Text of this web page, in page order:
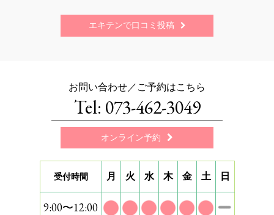
エキテンで口コミ投稿 
お問い合わせ／ご予約はこちら
Tel: 073-462-3049
オンライン予約 
受付時間 月 火 水 木 金 土 日
9:00〜12:00